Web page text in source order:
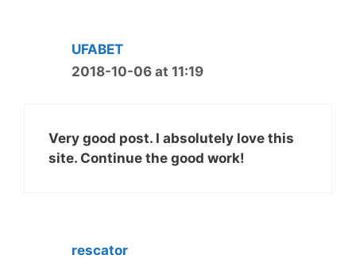
UFABET
2018-10-06 at 11:19
Very good post. I absolutely love this
site. Continue the good work!
rescator